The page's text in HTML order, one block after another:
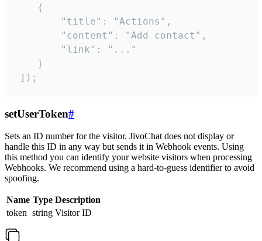
    {
        "title": "Actions",
        "content": "Add contact",
        "link": "..."
    }
]);
setUserToken#
Sets an ID number for the visitor. JivoChat does not display or
handle this ID in any way but sends it in Webhook events. Using
this method you can identify your website visitors when processing
Webhooks. We recommend using a hard-to-guess identifier to avoid
spoofing.
Name Type Description
token string Visitor ID